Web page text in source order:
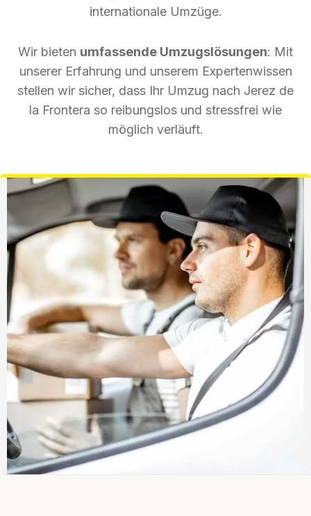
internationale Umzüge.
Wir bieten umfassende Umzugslösungen: Mit
unserer Erfahrung und unserem Expertenwissen
stellen wir sicher, dass Ihr Umzug nach Jerez de
la Frontera so reibungslos und stressfrei wie
möglich verläuft.